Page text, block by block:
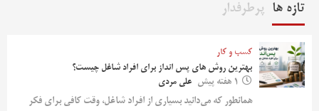
تازه ها پرطرفدار
کسب و کار
بهترین روش‌ های پس‌ انداز برای افراد شاغل چیست؟
1 هفته پیش
علی مردی
همانطور که می‌دانید بسیاری از افراد شاغل، وقت کافی برای فکر